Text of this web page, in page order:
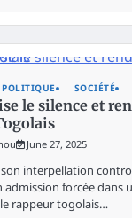
POLITIQUE SOCIÉTÉ
le silence et
June 27, 2025
interpellation
admission forcée dans
rappeur togolais…